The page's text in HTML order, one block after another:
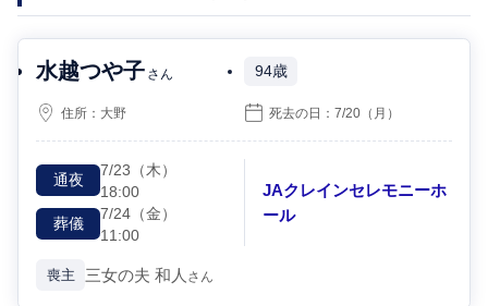
水越つや子 さん 94歳
住所： 大野 死去の日：7/20 （月）
通夜
7/23 （木）
18:00
葬儀
7/24 （金）
11:00
JAクレインセレモニーホ
ール
喪主 三女の夫 和人 さん